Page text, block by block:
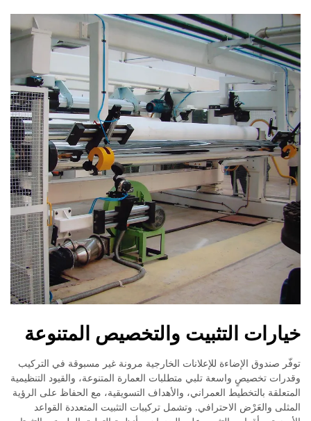
خيارات التثبيت والتخصيص المتنوعة
توفّر صندوق الإضاءة للإعلانات الخارجية مرونة غير مسبوقة في التركيب
وقدرات تخصيصٍ واسعة تلبي متطلبات العمارة المتنوعة، والقيود التنظيمية
المتعلقة بالتخطيط العمراني، والأهداف التسويقية، مع الحفاظ على الرؤية
المثلى والعَرْض الاحترافي. وتشمل تركيبات التثبيت المتعددة القواعد